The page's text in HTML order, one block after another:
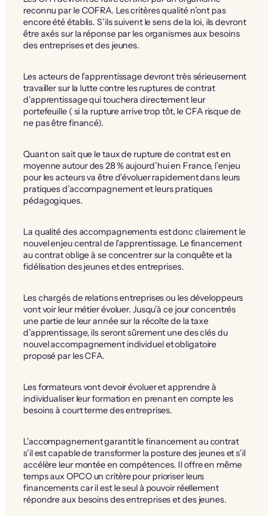
reconnu par le COFRA. Les critères qualité n’ont pas
encore été établis. S’ils suivent le sens de la loi, ils devront
être axés sur la réponse par les organismes aux besoins
des entreprises et des jeunes.
Les acteurs de l’apprentissage devront très sérieusement
travailler sur la lutte contre les ruptures de contrat
d’apprentissage qui touchera directement leur
portefeuille ( si la rupture arrive trop tôt, le CFA risque de
ne pas être financé).
Quant on sait que le taux de rupture de contrat est en
moyenne autour des 28 % aujourd’hui en France, l’enjeu
pour les acteurs va être d’évoluer rapidement dans leurs
pratiques d’accompagnement et leurs pratiques
pédagogiques.
La qualité des accompagnements est donc clairement le
nouvel enjeu central de l’apprentissage. Le financement
au contrat oblige à se concentrer sur la conquête et la
fidélisation des jeunes et des entreprises.
Les chargés de relations entreprises ou les développeurs
vont voir leur métier évoluer. Jusqu’à ce jour concentrés
une partie de leur année sur la récolte de la taxe
d’apprentissage, ils seront sûrement une des clés du
nouvel accompagnement individuel et obligatoire
proposé par les CFA.
Les formateurs vont devoir évoluer et apprendre à
individualiser leur formation en prenant en compte les
besoins à court terme des entreprises.
L’accompagnement garantit le financement au contrat
s’il est capable de transformer la posture des jeunes et s’il
accélère leur montée en compétences. Il offre en même
temps aux OPCO un critère pour prioriser leurs
financements car il est le seul à pouvoir réellement
répondre aux besoins des entreprises et des jeunes.